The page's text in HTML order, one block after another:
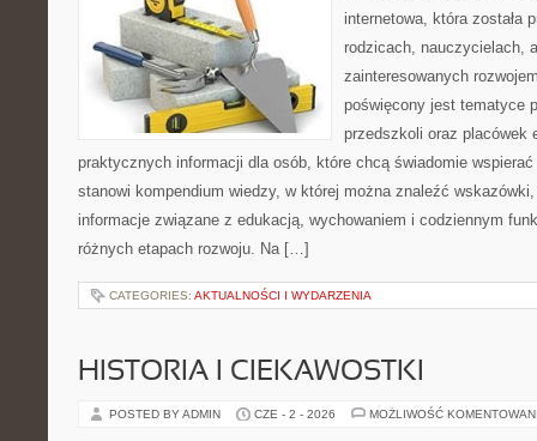
internetowa, która została
rodzicach, nauczycielach,
zainteresowanych
poświęcony jest tematyce
przedszkoli oraz placówek
praktycznych informacji dla osób, które chcą świadomie
stanowi kompendium wiedzy, w której można znaleźć
informacje związane z edukacją, wychowaniem i codziennym
różnych etapach rozwoju. Na […]
CATEGORIES: AKTUALNOŚCI I WYDARZENIA
HISTORIA I CIEKAWOSTKI
POSTED BY ADMIN CZE - 2 - 2026 MOŻLIWOŚĆ